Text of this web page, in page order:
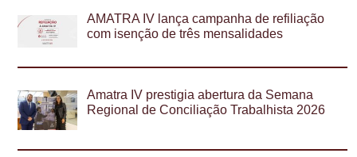
AMATRA IV lança campanha de refiliação
com isenção de três mensalidades
Amatra IV prestigia abertura da Semana
Regional de Conciliação Trabalhista 2026